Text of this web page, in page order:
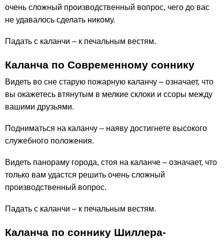
очень сложный производственный вопрос, чего до вас
не удавалось сделать никому.
Падать с каланчи – к печальным вестям.
Каланча по Современному соннику
Видеть во сне старую пожарную каланчу – означает, что
вы окажетесь втянутым в мелкие склоки и ссоры между
вашими друзьями.
Подниматься на каланчу – наяву достигнете высокого
служебного положения.
Видеть панораму города, стоя на каланче – означает, что
только вам удастся решить очень сложный
производственный вопрос.
Падать с каланчи – к печальным вестям.
Каланча по соннику Шиллера-